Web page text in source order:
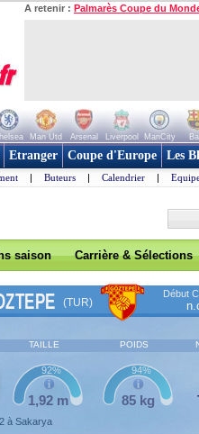
A retenir : Palmarès Coupe du
Man Utd Arsenal Liverpool ManCity
Etranger Coupe d'Europe Les
| Buteurs | Calendrier |
saison Carrière & Sélections
(TUR)
Début
TAILLE POIDS
à Sakarya
1,92 m
92%
85 kg
94%